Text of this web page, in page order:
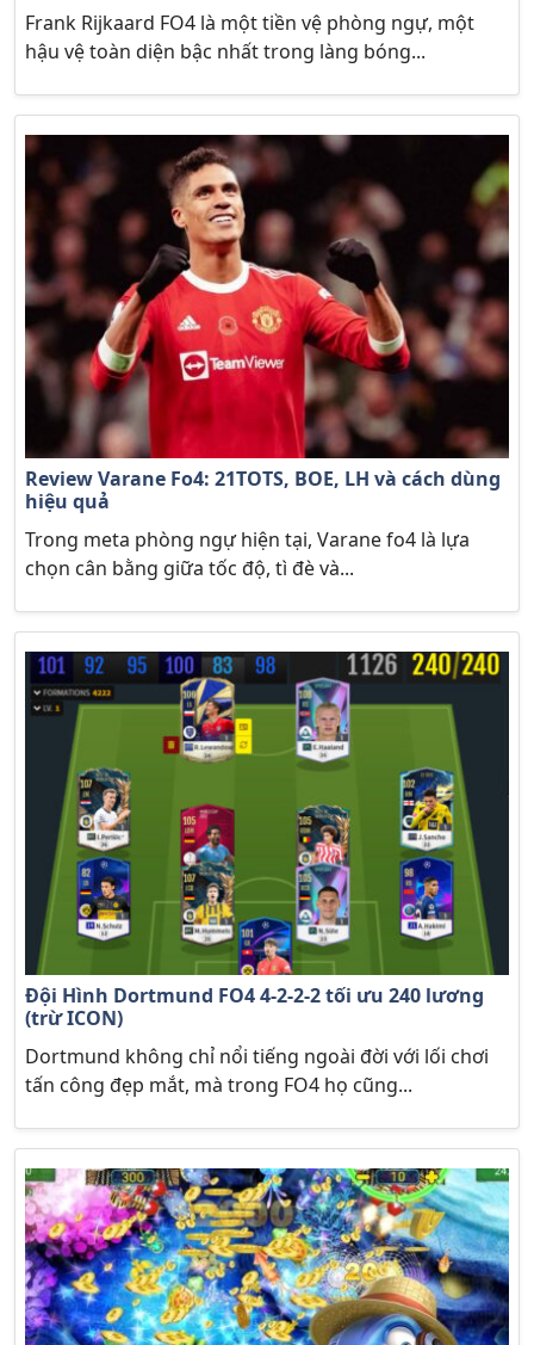
Frank Rijkaard FO4 là một tiền vệ phòng ngự, một
hậu vệ toàn diện bậc nhất trong làng bóng...
Review Varane Fo4: 21TOTS, BOE, LH và cách dùng
hiệu quả
Trong meta phòng ngự hiện tại, Varane fo4 là lựa
chọn cân bằng giữa tốc độ, tì đè và...
Đội Hình Dortmund FO4 4-2-2-2 tối ưu 240 lương
(trừ ICON)
Dortmund không chỉ nổi tiếng ngoài đời với lối chơi
tấn công đẹp mắt, mà trong FO4 họ cũng...